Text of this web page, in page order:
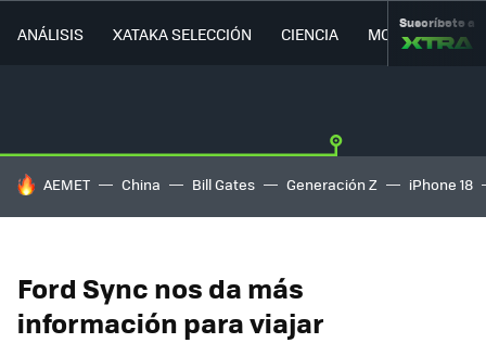
ANÁLISIS XATAKA SELECCIÓN CIENCIA MOVILIDAD
Suscríbete a
HOY SE HABLA DE
AEMET China Bill Gates Generación Z iPhone 18
Ford Sync nos da más
información para viajar